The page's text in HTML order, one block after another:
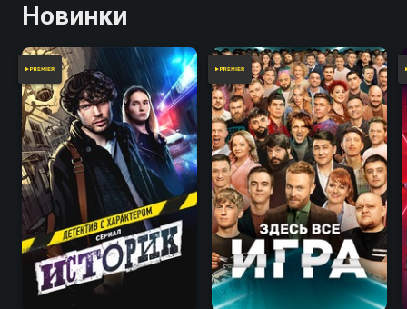
Новинки
7.8